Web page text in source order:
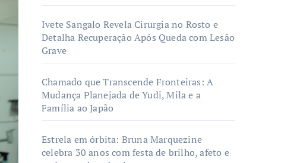
Ivete Sangalo Revela Cirurgia no Rosto e
Detalha Recuperação Após Queda com Lesão
Grave
Chamado que Transcende Fronteiras: A
Mudança Planejada de Yudi, Mila e a
Família ao Japão
Estrela em órbita: Bruna Marquezine
celebra 30 anos com festa de brilho, afeto e